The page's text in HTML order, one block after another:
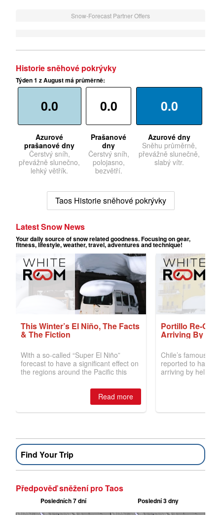
Snow-Forecast Partner Offers
Historie sněhové pokrývky
Týden 1 z August má průměrně:
0.0
Azurové
prašanové dny
Čerstvý sníh,
převážně slunečno,
lehký větřík.
0.0
Prašanové
dny
Čerstvý sníh,
polojasno,
bezvětří.
0.0
Azurové dny
Sněhu průměrně,
převážně slunečně,
slabý vítr.
Taos Historie sněhové pokrývky
Find Your Trip
Předpověď sněžení pro Taos
Posledních 7 dní Poslední 3 dny